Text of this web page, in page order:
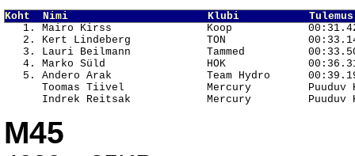
Koht  Nimi                      Klubi
1. Mairo Kirss               Koop
2. Kert Lindeberg            TON
3. Lauri Beilmann            Tammed
4. Marko Süld                HOK
5. Andero Arak               Team Hydro
Toomas Tiivel             Mercury         Puuduv
M45